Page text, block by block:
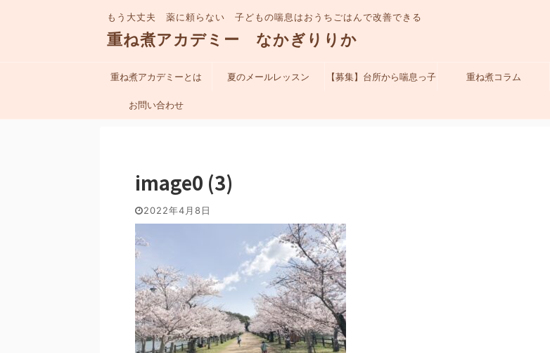
もう大丈夫 薬に頼らない 子どもの喘息はおうちごはんで改善できる
重ね煮アカデミー なかぎりりか
重ね煮アカデミーとは 夏のメールレッスン 【募集】台所から喘息っ子 重ね煮コラム
お問い合わせ
image0 (3)
2022年4月8日